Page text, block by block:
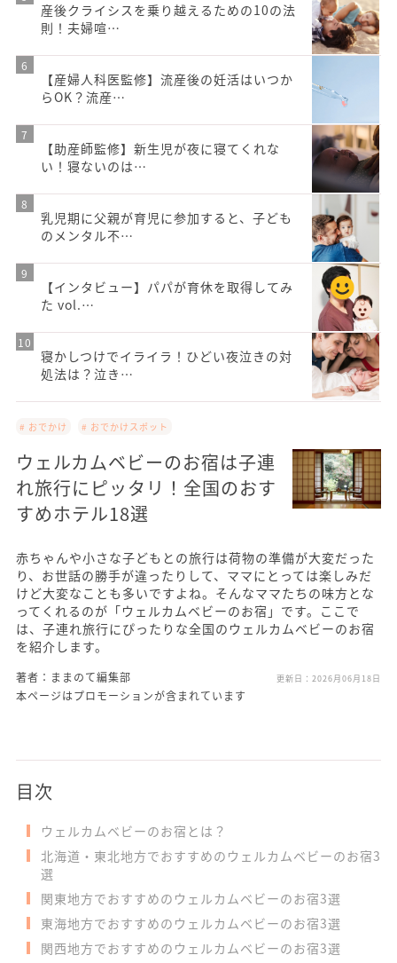
産後クライシスを乗り越えるための10の法
則！夫婦喧…
【産婦人科医監修】流産後の妊活はいつか
らOK？流産…
【助産師監修】新生児が夜に寝てくれな
い！寝ないのは…
乳児期に⽗親が育児に参加すると、子ども
のメンタル不…
【インタビュー】パパが育休を取得してみ
た vol.…
寝かしつけでイライラ！ひどい夜泣きの対
処法は？泣き…
# おでかけ # おでかけスポット
ウェルカムベビーのお宿は子連
れ旅行にピッタリ！全国のおす
すめホテル18選
赤ちゃんや小さな子どもとの旅行は荷物の準備が大変だった
り、お世話の勝手が違ったりして、ママにとっては楽しみだ
けど大変なことも多いですよね。そんなママたちの味方とな
ってくれるのが「ウェルカムベビーのお宿」です。ここで
は、子連れ旅行にぴったりな全国のウェルカムベビーのお宿
を紹介します。
著者：ままのて編集部 更新日： 2026月06月18日
本ページはプロモーションが含まれています
目次
ウェルカムベビーのお宿とは？
北海道・東北地方でおすすめのウェルカムベビーのお宿3
選
関東地方でおすすめのウェルカムベビーのお宿3選
東海地方でおすすめのウェルカムベビーのお宿3選
関西地方でおすすめのウェルカムベビーのお宿3選